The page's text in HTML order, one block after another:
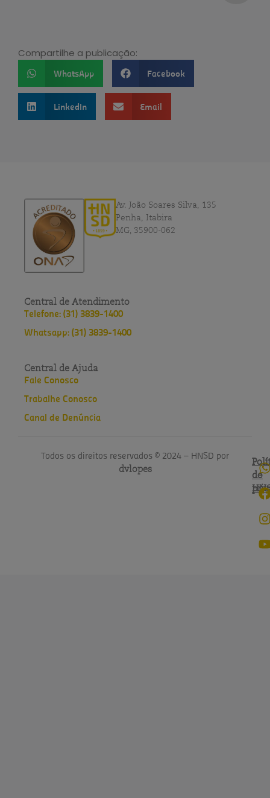
Compartilhe a publicação:
WhatsApp Facebook
LinkedIn Email
Av. João Soares Silva, 135
Penha, Itabira
MG, 35900-062
Central de Atendimento
Telefone: (31) 3839-1400
Whatsapp: (31) 3839-1400
Central de Ajuda
Fale Conosco
Trabalhe Conosco
Canal de Denúncia
Todos os direitos reservados © 2024 – HNSD por
dvlopes
de
do